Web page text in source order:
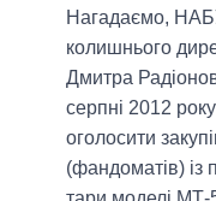
Нагадаємо,
колишнього
Дмитра
серпні 2012
оголосити
(фандоматів) із